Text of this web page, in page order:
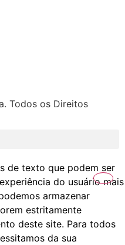
Todos os Direitos
de texto que podem ser
do usuário mais
armazenar
estritamente
deste site. Para todos
da sua